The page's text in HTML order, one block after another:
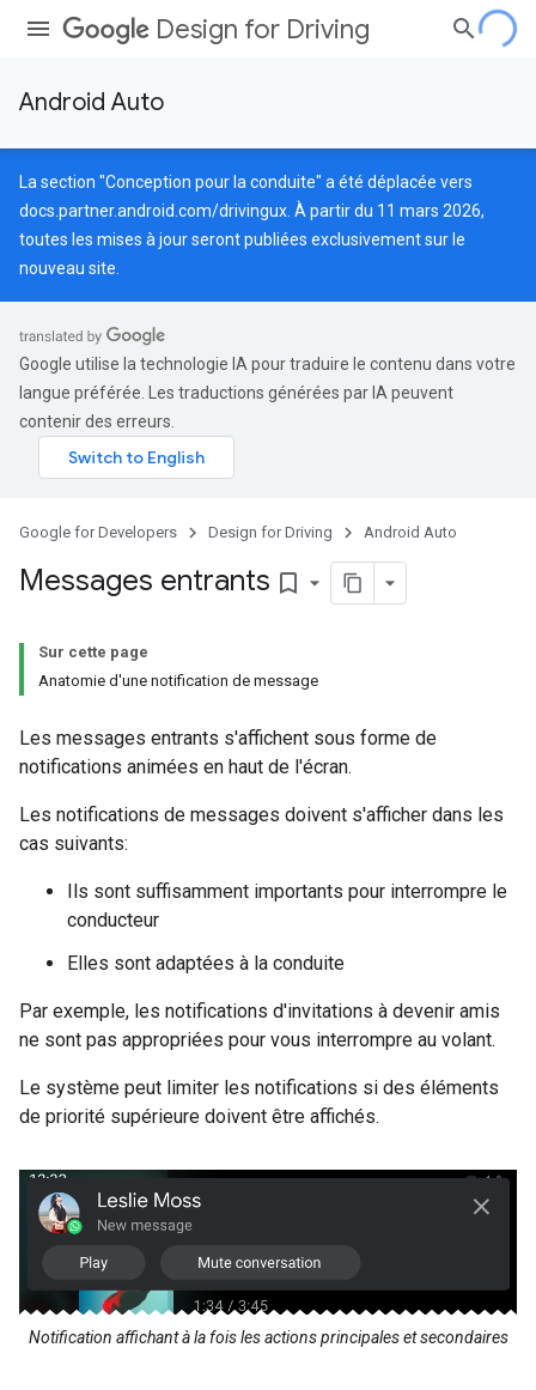
Design for Driving
Android Auto
La section "Conception pour la conduite" a été déplacée vers
docs.partner.android.com/drivingux . À partir du 11 mars 2026,
toutes les mises à jour seront publiées exclusivement sur le
nouveau site.
Google utilise la technologie IA pour traduire le contenu dans votre
langue préférée. Les traductions générées par IA peuvent
contenir des erreurs.
Google for Developers Design for Driving Android Auto
Messages entrants bookmark_border
Sur cette page
Anatomie d'une notification de message
Les messages entrants s'affichent sous forme de
notifications animées en haut de l'écran.
Les notifications de messages doivent s'afficher dans les
cas suivants:
Ils sont suffisamment importants pour interrompre le
conducteur
Elles sont adaptées à la conduite
Par exemple, les notifications d'invitations à devenir amis
ne sont pas appropriées pour vous interrompre au volant.
Le système peut limiter les notifications si des éléments
de priorité supérieure doivent être affichés.
Notification affichant à la fois les actions principales et secondaires